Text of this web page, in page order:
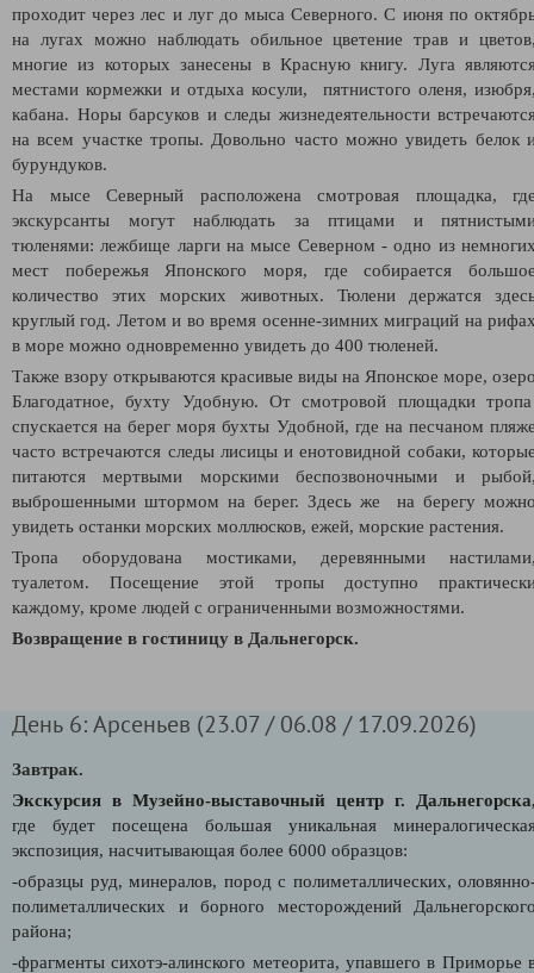
проходит через лес и луг до мыса Северного. С июня по
на лугах можно наблюдать обильное цветение трав и
многие из которых занесены в Красную книгу. Луга
местами кормежки и отдыха косули, пятнистого оленя,
кабана. Норы барсуков и следы жизнедеятельности
на всем участке тропы. Довольно часто можно увидеть белок
бурундуков.
На мысе Северный расположена смотровая площадка,
экскурсанты могут наблюдать за птицами и
тюленями: лежбище ларги на мысе Северном - одно из
мест побережья Японского моря, где собирается
количество этих морских животных. Тюлени держатся
круглый год. Летом и во время осенне-зимних миграций на
в море можно одновременно увидеть до 400 тюленей.
Также взору открываются красивые виды на Японское море,
Благодатное, бухту Удобную. От смотровой площадки
спускается на берег моря бухты Удобной, где на песчаном
часто встречаются следы лисицы и енотовидной собаки,
питаются мертвыми морскими беспозвоночными и
выброшенными штормом на берег. Здесь же на берегу
увидеть останки морских моллюсков, ежей, морские растения.
Тропа оборудована мостиками, деревянными
туалетом. Посещение этой тропы доступно
каждому, кроме людей с ограниченными возможностями.
Возвращение в гостиницу в Дальнегорск.
День 6: Арсеньев (23.07 / 06.08 / 17.09.2026)
Завтрак.
Экскурсия в Музейно-выставочный центр г.
где будет посещена большая уникальная
экспозиция, насчитывающая более 6000 образцов:
-образцы руд, минералов, пород с полиметаллических,
полиметаллических и борного месторождений
района;
-фрагменты сихотэ-алинского метеорита, упавшего в Приморье